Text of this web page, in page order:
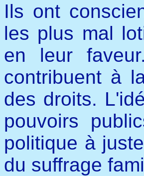
Ils ont
les plus mal
en leur
contribuent à
des droits.
pouvoirs
politique à
du suffrage